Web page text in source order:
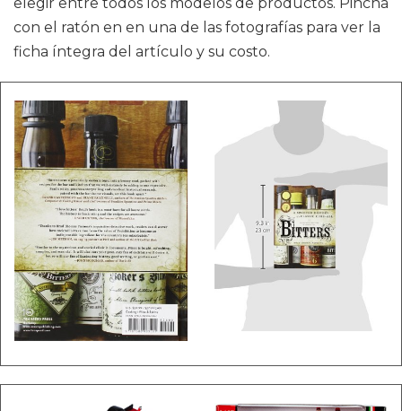
con el ratón en en una de las fotografías para ver la
ficha íntegra del artículo y su costo.